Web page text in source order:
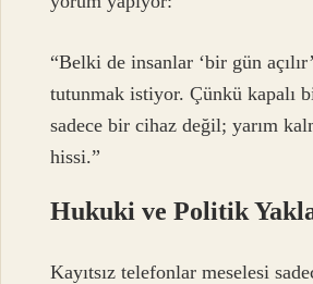
“Belki de insanlar ‘bir gün
tutunmak istiyor. Çünkü kapalı
sadece bir cihaz değil; yarım
hissi.”
Hukuki ve Politik
Kayıtsız telefonlar meselesi